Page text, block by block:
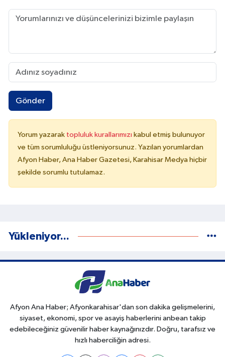
Gönder
Yorum yazarak topluluk kurallarımızı kabul etmiş bulunuyor
ve tüm sorumluluğu üstleniyorsunuz. Yazılan yorumlardan
Afyon Haber, Ana Haber Gazetesi, Karahisar Medya hiçbir
şekilde sorumlu tutulamaz.
Yükleniyor...
Afyon Ana Haber; Afyonkarahisar'dan son dakika gelişmelerini,
siyaset, ekonomi, spor ve asayiş haberlerini anbean takip
edebileceğiniz güvenilir haber kaynağınızdır. Doğru, tarafsız ve
hızlı haberciliğin adresi.